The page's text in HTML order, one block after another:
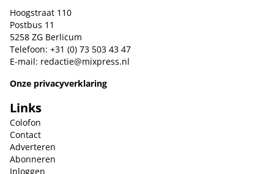
Hoogstraat 110
Postbus 11
5258 ZG Berlicum
Telefoon: +31 (0) 73 503 43 47
E-mail: redactie@mixpress.nl
Onze privacyverklaring
Links
Colofon
Contact
Adverteren
Abonneren
Inloggen